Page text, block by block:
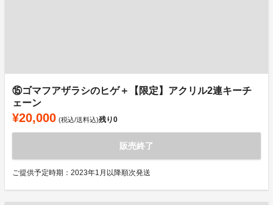
⑮ゴマフアザラシのヒゲ＋【限定】アクリル2連キーチ
ェーン
¥20,000 (税込/送料込)残り0
販売終了
ご提供予定時期：2023年1月以降順次発送